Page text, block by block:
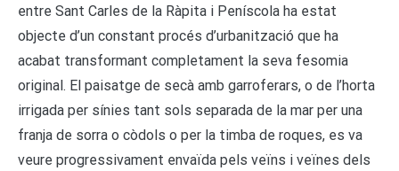
entre Sant Carles de la Ràpita i Peníscola ha estat
objecte d’un constant procés d’urbanització que ha
acabat transformant completament la seva fesomia
original. El paisatge de secà amb garroferars, o de l’horta
irrigada per sínies tant sols separada de la mar per una
franja de sorra o còdols o per la timba de roques, es va
veure progressivament envaïda pels veïns i veïnes dels